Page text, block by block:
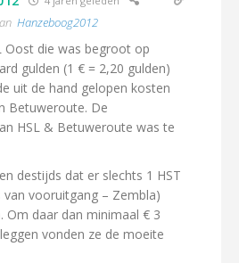
Hanzeboog2012
Oost die was begroot op
gulden (1 € = 2,20 gulden)
uit de hand gelopen kosten
Betuweroute. De
HSL & Betuweroute was te
destijds dat er slechts 1 HST
van vooruitgang – Zembla)
Om daar dan minimaal € 3
vonden ze de moeite